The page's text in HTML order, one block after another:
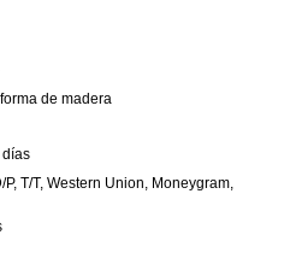
de madera
días
P, T/T, Western Union, Moneygram,